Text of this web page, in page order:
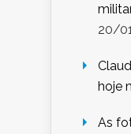
20/
hoje
As